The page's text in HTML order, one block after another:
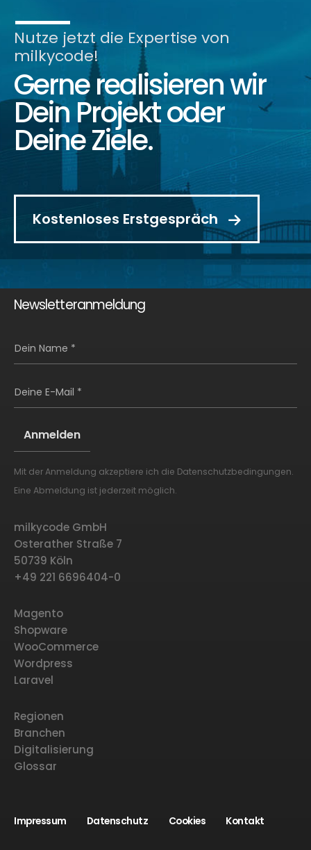
Nutze jetzt die Expertise von
milkycode!
Gerne realisieren wir
Dein Projekt oder
Deine Ziele.
Kostenloses Erstgespräch
Newsletteranmeldung
Dein Name *
Deine E-Mail *
Mit der Anmeldung akzeptiere ich die Datenschutzbedingungen.
Eine Abmeldung ist jederzeit möglich.
milkycode GmbH
Osterather Straße 7
50739 Köln
+49 221 6696404-0
Magento
Shopware
WooCommerce
Wordpress
Laravel
Regionen
Branchen
Digitalisierung
Glossar
Impressum Datenschutz Cookies Kontakt